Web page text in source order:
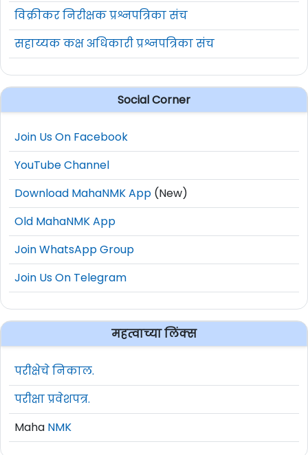
विक्रीकर निरीक्षक प्रश्नपत्रिका संच
सहाय्यक कक्ष अधिकारी प्रश्नपत्रिका संच
Social Corner
Join Us On Facebook
YouTube Channel
Download MahaNMK App (New)
Old MahaNMK App
Join WhatsApp Group
Join Us On Telegram
महत्वाच्या लिंक्स
परीक्षेचे निकाल.
परीक्षा प्रवेशपत्र.
Maha NMK